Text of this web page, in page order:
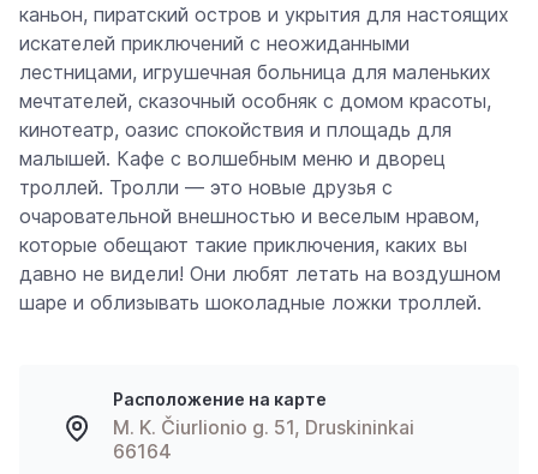
каньон, пиратский остров и укрытия для настоящих
искателей приключений с неожиданными
лестницами, игрушечная больница для маленьких
мечтателей, сказочный особняк с домом красоты,
кинотеатр, оазис спокойствия и площадь для
малышей. Кафе с волшебным меню и дворец
троллей. Тролли — это новые друзья с
очаровательной внешностью и веселым нравом,
которые обещают такие приключения, каких вы
давно не видели! Они любят летать на воздушном
шаре и облизывать шоколадные ложки троллей.
Расположение на карте
M. K. Čiurlionio g. 51, Druskininkai
66164